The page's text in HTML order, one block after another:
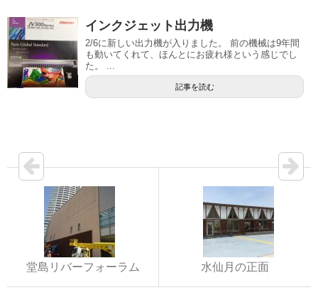
インクジェット出力機
2/6に新しい出力機が入りました。 前の機械は9年間
も動いてくれて、ほんとにお疲れ様という感じでし
た。 ...
記事を読む
堂島リバーフォーラム 水仙月の正面